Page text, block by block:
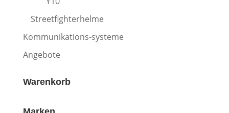
Streetfighterhelme
Kommunikations-systeme
Angebote
Warenkorb